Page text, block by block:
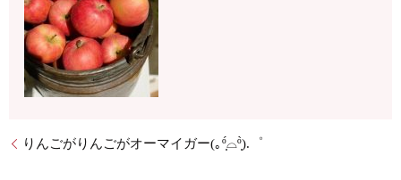
りんごがりんごがオーマイガー(｡º̩̩́⌓º̩̩̀).゜